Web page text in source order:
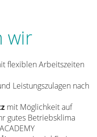
wir
flexiblen Arbeitszeiten
Leistungszulagen nach
mit Möglichkeit auf
gutes Betriebsklima